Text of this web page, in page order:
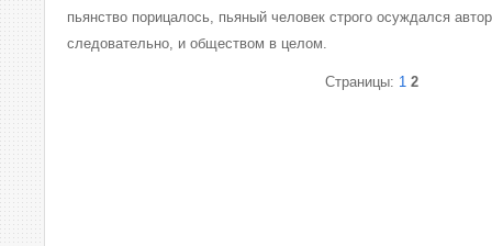
пьянство порицалось, пьяный человек строго осуждался
следовательно, и обществом в целом.
Страницы: 1 2